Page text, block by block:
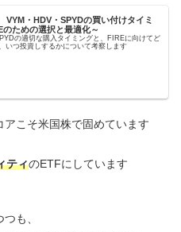
・HDV・SPYDの買い付けタイミ
ための選択と最適化～
の適切な購入タイミングと、FIREに向けてど
いつ投資しするかについて考察します
アこそ米国株で固めています
ティのETFにしています
も、